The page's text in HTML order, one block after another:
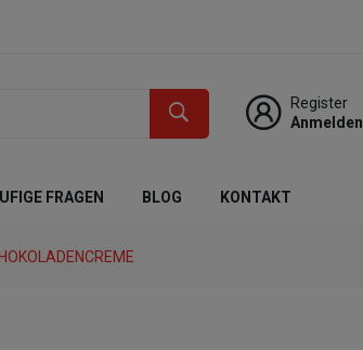
Register
Anmelden
FRAGEN BLOG KONTAKT